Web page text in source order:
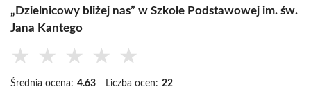
„Dzielnicowy bliżej nas” w Szkole Podstawowej im. św.
Jana Kantego
★ ★ ★ ★ ★
Średnia ocena: 4.63 Liczba ocen: 22